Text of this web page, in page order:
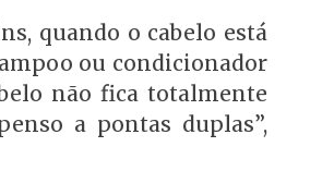
quando o cabelo está
ou condicionador
não fica totalmente
a pontas duplas”,